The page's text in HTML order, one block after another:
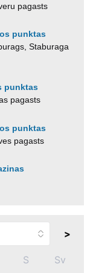
pagasts
punktas
Staburaga
punktas
pagasts
punktas
pagasts
>
S Sv